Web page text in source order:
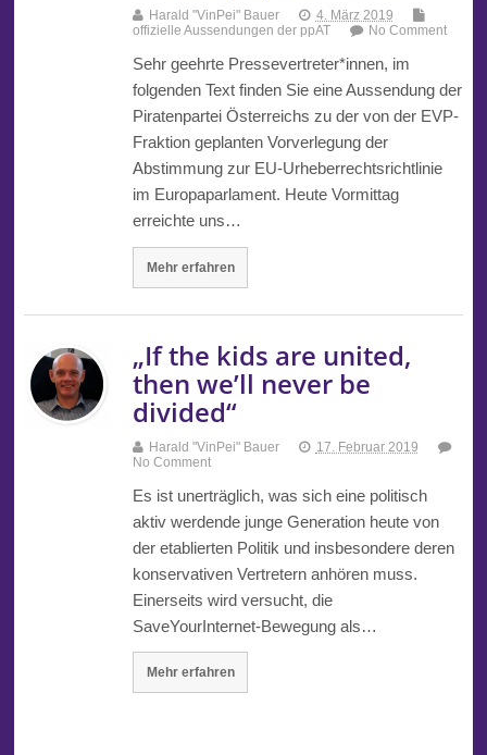
Harald "VinPei" Bauer
4. März 2019
offizielle Aussendungen der ppAT
No Comment
Sehr geehrte Pressevertreter*innen, im
folgenden Text finden Sie eine Aussendung der
Piratenpartei Österreichs zu der von der EVP-
Fraktion geplanten Vorverlegung der
Abstimmung zur EU-Urheberrechtsrichtlinie
im Europaparlament. Heute Vormittag
erreichte uns…
Mehr erfahren
„If the kids are united,
then we’ll never be
divided“
Harald "VinPei" Bauer
17. Februar 2019
No Comment
Es ist unerträglich, was sich eine politisch
aktiv werdende junge Generation heute von
der etablierten Politik und insbesondere deren
konservativen Vertretern anhören muss.
Einerseits wird versucht, die
SaveYourInternet-Bewegung als…
Mehr erfahren